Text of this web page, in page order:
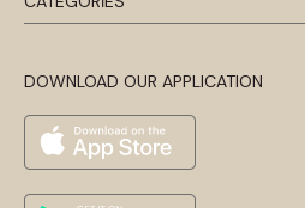
DOWNLOAD OUR APPLICATION